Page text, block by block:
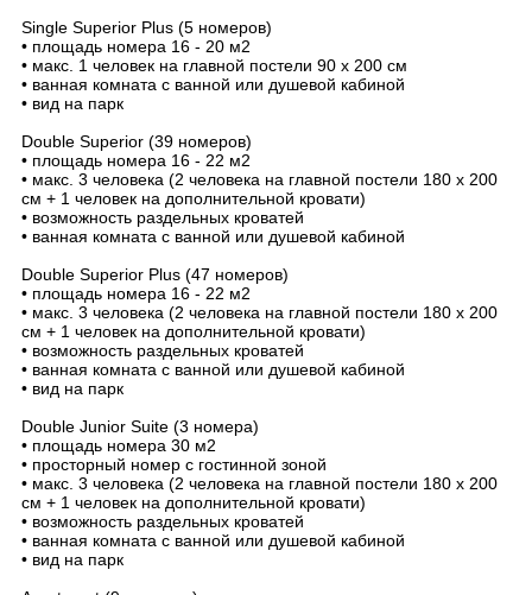
Single Superior Plus (5 номеров)
• площадь номера 16 - 20 м2
• макс. 1 человек на главной постели 90 х 200 см
• ванная комната с ванной или душевой кабиной
• вид на парк
Double Superior (39 номеров)
• площадь номера 16 - 22 м2
• макс. 3 человека (2 человека на главной постели 180 х 200
см + 1 человек на дополнительной кровати)
• возможность раздельных кроватей
• ванная комната с ванной или душевой кабиной
Double Superior Plus (47 номеров)
• площадь номера 16 - 22 м2
• макс. 3 человека (2 человека на главной постели 180 х 200
см + 1 человек на дополнительной кровати)
• возможность раздельных кроватей
• ванная комната с ванной или душевой кабиной
• вид на парк
Double Junior Suite (3 номера)
• площадь номера 30 м2
• просторный номер с гостинной зоной
• макс. 3 человека (2 человека на главной постели 180 х 200
см + 1 человек на дополнительной кровати)
• возможность раздельных кроватей
• ванная комната с ванной или душевой кабиной
• вид на парк